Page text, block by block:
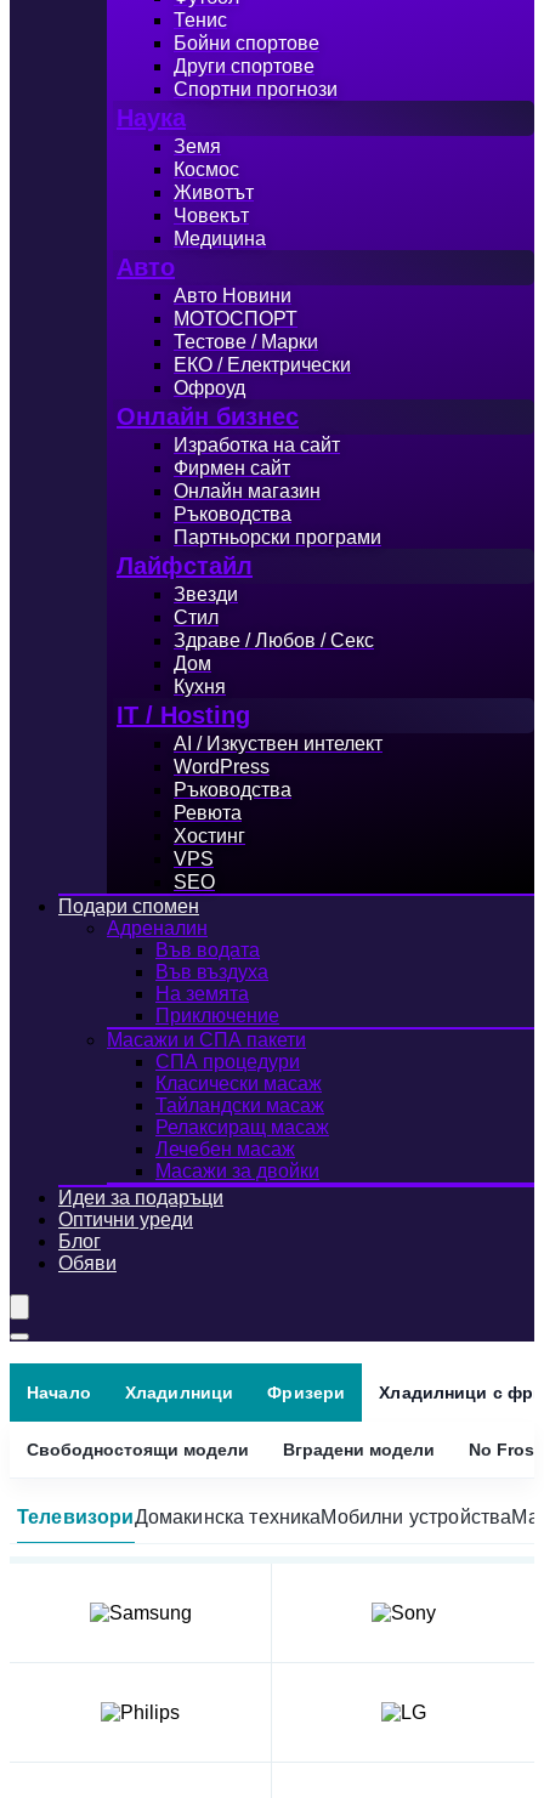
Тенис
Бойни спортове
Други спортове
Спортни прогнози
Наука
Земя
Космос
Животът
Човекът
Медицина
Авто
Авто Новини
МОТОСПОРТ
Тестове / Марки
ЕКО / Електрически
Офроуд
Онлайн бизнес
Изработка на сайт
Фирмен сайт
Онлайн магазин
Ръководства
Партньорски програми
Лайфстайл
Звезди
Стил
Здраве / Любов / Секс
Дом
Кухня
IT / Hosting
AI / Изкуствен интелект
WordPress
Ръководства
Ревюта
Хостинг
VPS
SEO
Подари спомен
Адреналин
Във водата
Във въздуха
На земята
Приключение
Масажи и СПА пакети
СПА процедури
Класически масаж
Тайландски масаж
Релаксиращ масаж
Лечебен масаж
Масажи за двойки
Идеи за подаръци
Оптични уреди
Блог
Обяви
Начало Хладилници Фризери Хладилници с
Свободностоящи модели Вградени модели No Frost
ТелевизориДомакинска техникаМобилни устройства